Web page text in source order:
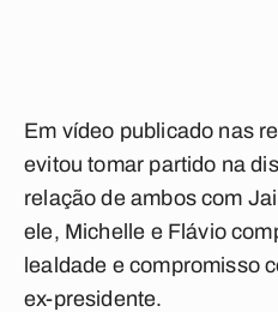
Em vídeo publicado nas
evitou tomar partido na
relação de ambos com
ele, Michelle e Flávio
lealdade e compromisso
ex-presidente.